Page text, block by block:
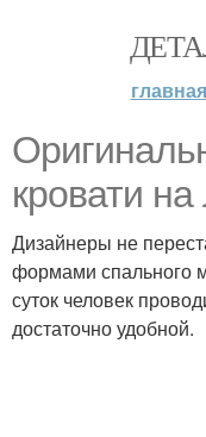
главная
кровати
Дизайнеры не
формами спального
суток человек
достаточно удобной.